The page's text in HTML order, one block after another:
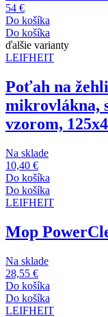
54 €
Do košíka
Do košíka
ďalšie varianty
LEIFHEIT
Poťah na
mikrovlákna,
vzorom,
Na sklade
10,40 €
Do košíka
Do košíka
LEIFHEIT
Mop
Na sklade
28,55 €
Do košíka
Do košíka
LEIFHEIT